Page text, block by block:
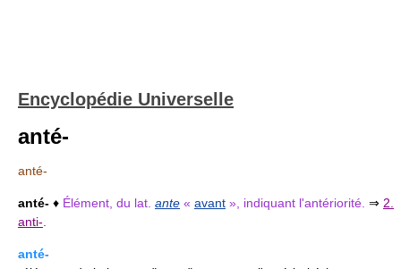
Encyclopédie Universelle
anté-
anté-
anté- ♦ Élément, du lat. ante « avant », indiquant l'antériorité. ⇒ 2.
anti-
anté-